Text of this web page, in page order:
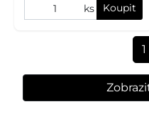
ks Koupit
1